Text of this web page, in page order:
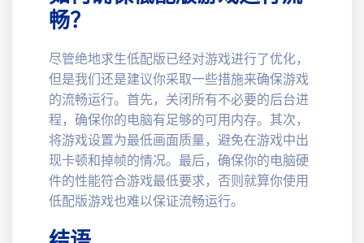
畅？
尽管绝地求生低配版已经对游戏进行了优化，
但是我们还是建议你采取一些措施来确保游戏
的流畅运行。首先，关闭所有不必要的后台进
程，确保你的电脑有足够的可用内存。其次，
将游戏设置为最低画面质量，避免在游戏中出
现卡顿和掉帧的情况。最后，确保你的电脑硬
件的性能符合游戏最低要求，否则就算你使用
低配版游戏也难以保证流畅运行。